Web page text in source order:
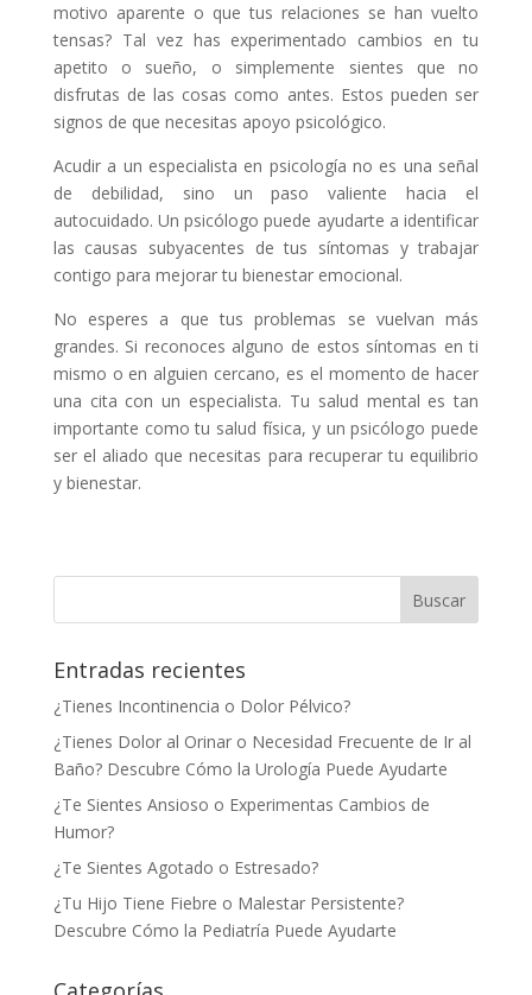
motivo aparente o que tus relaciones se han vuelto
tensas? Tal vez has experimentado cambios en tu
apetito o sueño, o simplemente sientes que no
disfrutas de las cosas como antes. Estos pueden ser
signos de que necesitas apoyo psicológico.
Acudir a un especialista en psicología no es una señal
de debilidad, sino un paso valiente hacia el
autocuidado. Un psicólogo puede ayudarte a identificar
las causas subyacentes de tus síntomas y trabajar
contigo para mejorar tu bienestar emocional.
No esperes a que tus problemas se vuelvan más
grandes. Si reconoces alguno de estos síntomas en ti
mismo o en alguien cercano, es el momento de hacer
una cita con un especialista. Tu salud mental es tan
importante como tu salud física, y un psicólogo puede
ser el aliado que necesitas para recuperar tu equilibrio
y bienestar.
Entradas recientes
¿Tienes Incontinencia o Dolor Pélvico?
¿Tienes Dolor al Orinar o Necesidad Frecuente de Ir al
Baño? Descubre Cómo la Urología Puede Ayudarte
¿Te Sientes Ansioso o Experimentas Cambios de
Humor?
¿Te Sientes Agotado o Estresado?
¿Tu Hijo Tiene Fiebre o Malestar Persistente?
Descubre Cómo la Pediatría Puede Ayudarte